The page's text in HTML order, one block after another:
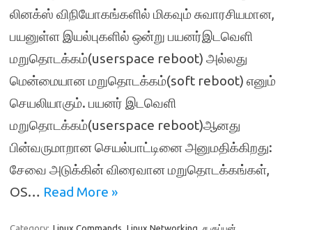
லினக்ஸ் விநியோகங்களில் மிகவும் சுவாரசியமான,
பயனுள்ள இயல்புகளில் ஒன்று பயனர்இடவெளி
மறுதொடக்கம்(userspace reboot) அல்லது
மென்மையான மறுதொடக்கம்(soft reboot) எனும்
செயலியாகும். பயனர் இடவெளி
மறுதொடக்கம்(userspace reboot)ஆனது
பின்வருமாறான செயல்பாட்டினை அனுமதிக்கிறது:
சேவை அடுக்கின் விரைவான மறுதொடக்கங்கள்,
OS… Read More »
Category: Linux Commands Linux Networking ச.குப்பன்